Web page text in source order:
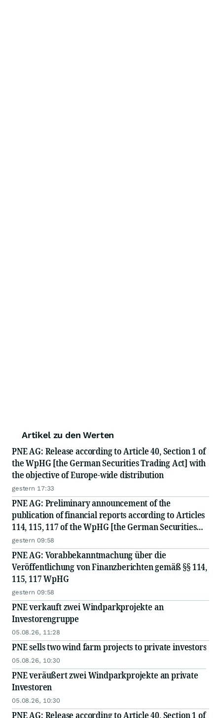
Artikel zu den Werten
PNE AG: Release according to Article 40, Section 1 of
the WpHG [the German Securities Trading Act] with
the objective of Europe-wide distribution
gestern 17:33
PNE AG: Preliminary announcement of the
publication of financial reports according to Articles
114, 115, 117 of the WpHG [the German Securities
Act]
gestern 09:58
PNE AG: Vorabbekanntmachung über die
Veröffentlichung von Finanzberichten gemäß §§ 114,
115, 117 WpHG
gestern 09:58
PNE verkauft zwei Windparkprojekte an
Investorengruppe
05.08.26, 11:28
PNE sells two wind farm projects to private investors
05.08.26, 10:30
PNE veräußert zwei Windparkprojekte an private
Investoren
05.08.26, 10:30
PNE AG: Release according to Article 40, Section 1 of